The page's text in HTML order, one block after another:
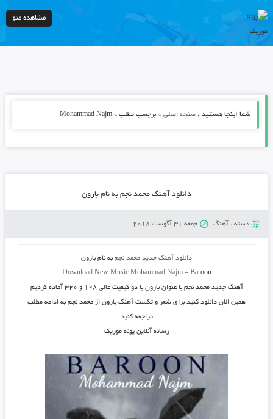
مشاهده منو
شما اینجا هستید : صفحه اصلی» برچسب مطلب » Mohammad Najm
دانلود آهنگ محمد نجم به نام بارون
دسته : آهنگ جمعه 31 آگوست 2018
دانلود آهنگ جدید محمد نجمبه نام بارون
Download New Music Mohammad Najm– Baroon
آهنگ جدیدمحمد نجم با عنوانبارون با دو کیفیت عالی ۱۲۸ و ۳۲۰ آماده کردیم
همین الان دانلود کنید برای شعر و تکست آهنگ بارون از محمد نجم به ادامه مطلب
مراجعه کنید
رسانه آنلاین پونه موزیک